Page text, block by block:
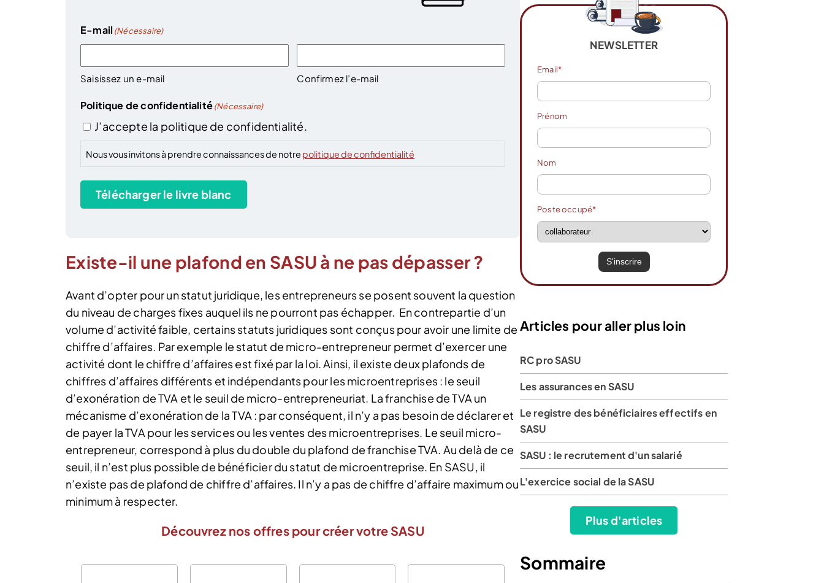
E-mail (Nécessaire)
Saisissez un e-mail Confirmez l’e-mail
Politique de confidentialité(Nécessaire)
J’accepte la politique de confidentialité.
Nous vous invitons à prendre connaissances de notre politique de confidentialité
Télécharger le livre blanc
Existe-il une plafond en SASU à ne pas dépasser ?
Avant d’opter pour un statut juridique, les entrepreneurs se posent souvent la question
du niveau de charges fixes auquel ils ne pourront pas échapper. En contrepartie d’un
volume d’activité faible, certains statuts juridiques sont conçus pour avoir une limite de
chiffre d’affaires. Par exemple le statut de micro-entrepreneur permet d’exercer une
activité dont le chiffre d’affaires est fixé par la loi. Ainsi, il existe deux plafonds de
chiffres d’affaires différents et indépendants pour les microentreprises : le seuil
d’exonération de TVA et le seuil de micro-entrepreneuriat. La franchise de TVA un
mécanisme d’exonération de la TVA : par conséquent, il n’y a pas besoin de déclarer et
de payer la TVA pour les services ou les ventes des microentreprises. Le seuil micro-
entrepreneur, correspond à plus du double du plafond de franchise TVA. Au delà de ce
seuil, il n’est plus possible de bénéficier du statut de microentreprise. En SASU, il
n’existe pas de plafond de chiffre d’affaires. Il n’y a pas de chiffre d’affaire maximum ou
minimum à respecter.
Découvrez nos offres pour créer votre SASU
NEWSLETTER
Email*
Prénom
Nom
Poste occupé*
Articles pour aller plus loin
RC pro SASU
Les assurances en SASU
Le registre des bénéficiaires effectifs en
SASU
SASU : le recrutement d'un salarié
L'exercice social de la SASU
Plus d'articles
Sommaire